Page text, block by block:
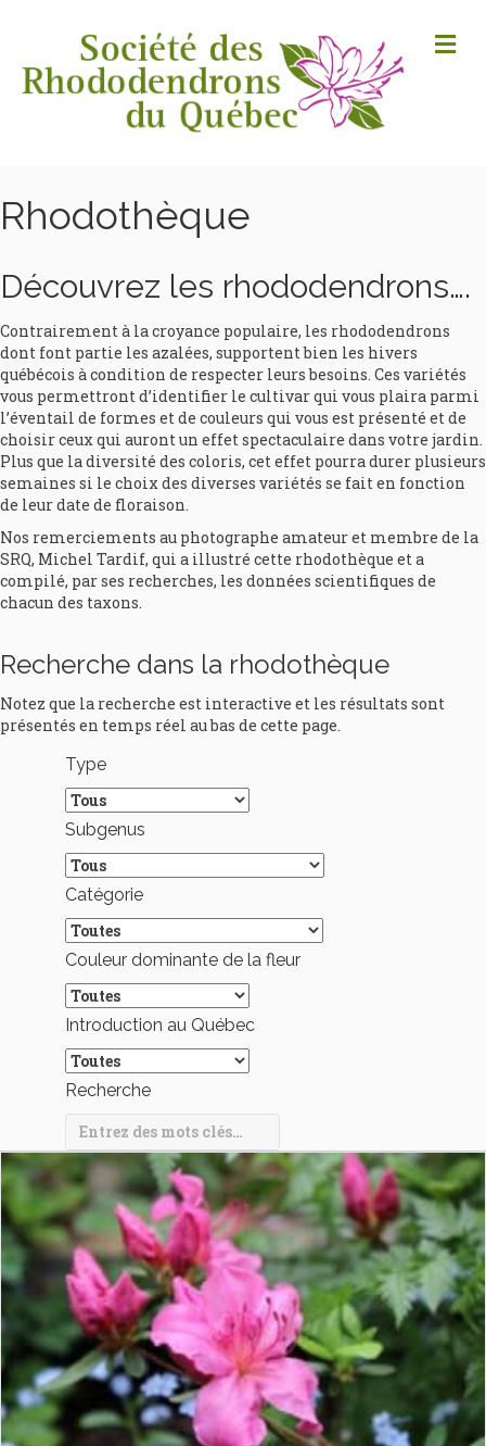
Rhodothèque
Découvrez les rhododendrons….
Contrairement à la croyance populaire, les rhododendrons
dont font partie les azalées, supportent bien les hivers
québécois à condition de respecter leurs besoins. Ces variétés
vous permettront d’identifier le cultivar qui vous plaira parmi
l’éventail de formes et de couleurs qui vous est présenté et de
choisir ceux qui auront un effet spectaculaire dans votre jardin.
Plus que la diversité des coloris, cet effet pourra durer plusieurs
semaines si le choix des diverses variétés se fait en fonction
de leur date de floraison.
Nos remerciements au photographe amateur et membre de la
SRQ, Michel Tardif, qui a illustré cette rhodothèque et a
compilé, par ses recherches, les données scientifiques de
chacun des taxons.
Recherche dans la rhodothèque
Notez que la recherche est interactive et les résultats sont
présentés en temps réel au bas de cette page.
Type
Subgenus
Catégorie
Couleur dominante de la fleur
Introduction au Québec
Recherche